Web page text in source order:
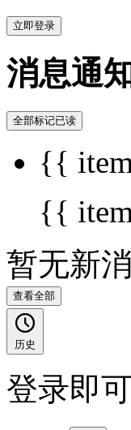
立即登录
消息通
全部标记已读
{{
{{
暂无新
查看全部
历史
登录即